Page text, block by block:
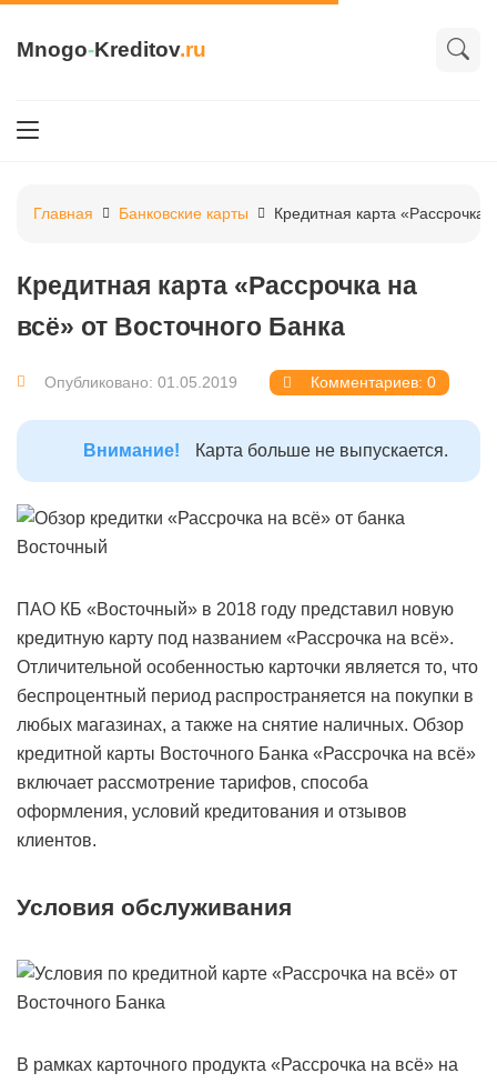
Mnogo-Kreditov.ru
Главная Банковские карты Кредитная карта «Рассрочка
Кредитная карта «Рассрочка на
всё» от Восточного Банка
Опубликовано: 01.05.2019 Комментариев: 0
Внимание! Карта больше не выпускается.
ПАО КБ «Восточный» в 2018 году представил новую
кредитную карту под названием «Рассрочка на всё».
Отличительной особенностью карточки является то, что
беспроцентный период распространяется на покупки в
любых магазинах, а также на снятие наличных. Обзор
кредитной карты Восточного Банка «Рассрочка на всё»
включает рассмотрение тарифов, способа
оформления, условий кредитования и отзывов
клиентов.
Условия обслуживания
В рамках карточного продукта «Рассрочка на всё» на